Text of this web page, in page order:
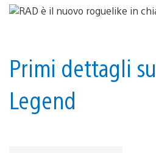
Primi dettagli
Legend